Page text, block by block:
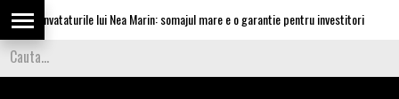
invataturile lui Nea Marin: somajul mare e o garantie pentru investitori